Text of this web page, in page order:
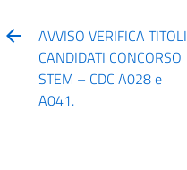
AVVISO VERIFICA TITOLI
CANDIDATI CONCORSO
STEM – CDC A028 e
A041.